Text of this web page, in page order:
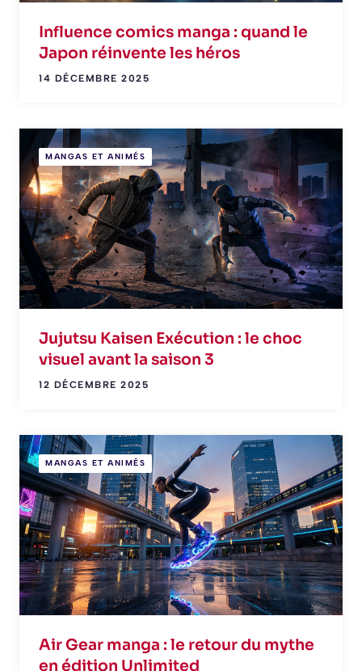
Influence comics manga : quand le
Japon réinvente les héros
14 DÉCEMBRE 2025
MANGAS ET ANIMÉS
Jujutsu Kaisen Exécution : le choc
visuel avant la saison 3
12 DÉCEMBRE 2025
MANGAS ET ANIMÉS
Air Gear manga : le retour du mythe
en édition Unlimited